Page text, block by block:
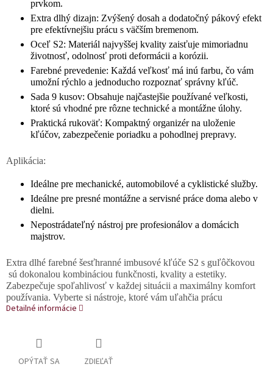
prvkom.
Extra dlhý dizajn: Zvýšený dosah a dodatočný pákový efekt
pre efektívnejšiu prácu s väčším bremenom.
Oceľ S2: Materiál najvyššej kvality zaisťuje mimoriadnu
životnosť, odolnosť proti deformácii a korózii.
Farebné prevedenie: Každá veľkosť má inú farbu, čo vám
umožní rýchlo a jednoducho rozpoznať správny kľúč.
Sada 9 kusov: Obsahuje najčastejšie používané veľkosti,
ktoré sú vhodné pre rôzne technické a montážne úlohy.
Praktická rukoväť: Kompaktný organizér na uloženie
kľúčov, zabezpečenie poriadku a pohodlnej prepravy.
Aplikácia:
Ideálne pre mechanické, automobilové a cyklistické služby.
Ideálne pre presné montážne a servisné práce doma alebo v
dielni.
Nepostrádateľný nástroj pre profesionálov a domácich
majstrov.
Extra dlhé farebné šesťhranné imbusové kľúče S2 s guľôčkovou
sú dokonalou kombináciou funkčnosti, kvality a estetiky.
Zabezpečuje spoľahlivosť v každej situácii a maximálny komfort
používania. Vyberte si nástroje, ktoré vám uľahčia prácu
Detailné informácie
OPÝTAŤ SA ZDIEĽAŤ